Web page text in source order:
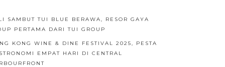
SAMBUT TUI BLUE BERAWA, RESOR GAYA
PERTAMA DARI TUI GROUP
KONG WINE & DINE FESTIVAL 2025, PESTA
EMPAT HARI DI CENTRAL